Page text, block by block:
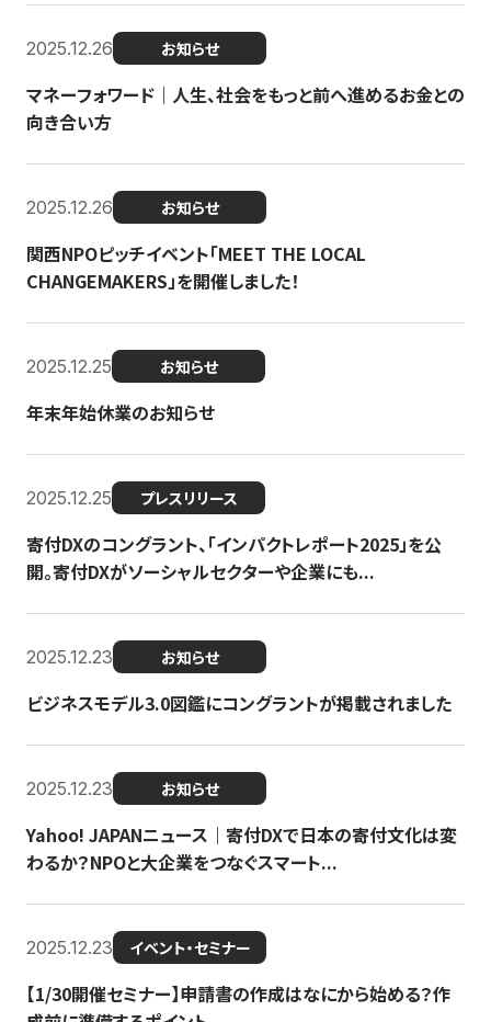
2025.12.26 お知らせ
マネーフォワード｜人生、社会をもっと前へ進めるお金との
向き合い方
2025.12.26 お知らせ
関西NPOピッチイベント「MEET THE LOCAL
CHANGEMAKERS」を開催しました！
2025.12.25 お知らせ
年末年始休業のお知らせ
2025.12.25 プレスリリース
寄付DXのコングラント、「インパクトレポート2025」を公
開。寄付DXがソーシャルセクターや企業にも...
2025.12.23 お知らせ
ビジネスモデル3.0図鑑にコングラントが掲載されました
2025.12.23 お知らせ
Yahoo! JAPANニュース｜寄付DXで日本の寄付文化は変
わるか？NPOと大企業をつなぐスマート...
2025.12.23 イベント・セミナー
【1/30開催セミナー】申請書の作成はなにから始める？作